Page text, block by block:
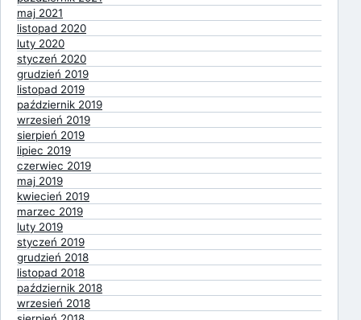
maj 2021
listopad 2020
luty 2020
styczeń 2020
grudzień 2019
listopad 2019
październik 2019
wrzesień 2019
sierpień 2019
lipiec 2019
czerwiec 2019
maj 2019
kwiecień 2019
marzec 2019
luty 2019
styczeń 2019
grudzień 2018
listopad 2018
październik 2018
wrzesień 2018